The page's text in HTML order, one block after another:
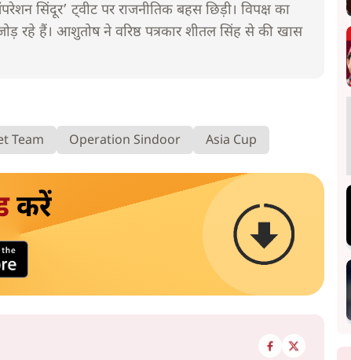
सिंदूर’ ट्वीट पर राजनीतिक बहस छिड़ी। विपक्ष का
रहे हैं। आशुतोष ने वरिष्ठ पत्रकार शीतल सिंह से की खास
Team Operation Sindoor Asia Cup
करें